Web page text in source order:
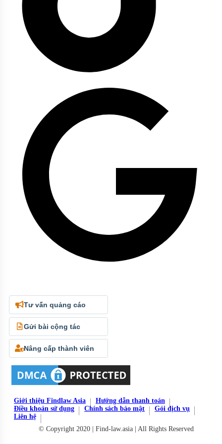
Tư vấn quảng cáo
Gửi bài cộng tác
Nâng cấp thành viên
Giới thiệu Findlaw Asia
Hướng dẫn thanh toán
Điều khoản sử dụng
Chính sách bảo mật
Gói dịch vụ
Liên hệ
© Copyright 2020 | Find-law.asia | All Rights Reserved